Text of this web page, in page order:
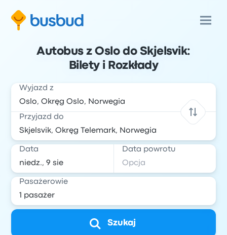
Autobus z Oslo do Skjelsvik:
Bilety i Rozkłady
Wyjazd z
Przyjazd do
Data Data powrotu
Pasażerowie
Szukaj